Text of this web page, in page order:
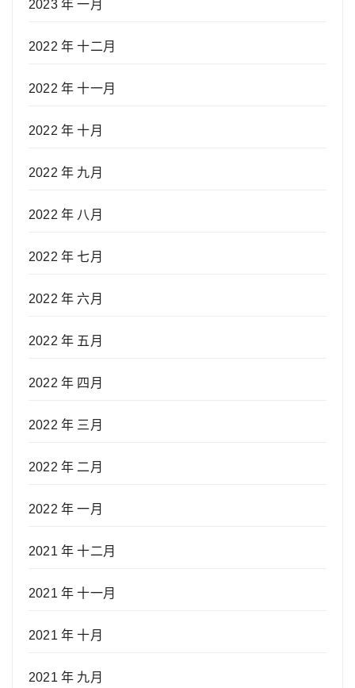
2023 年 一月
2022 年 十二月
2022 年 十一月
2022 年 十月
2022 年 九月
2022 年 八月
2022 年 七月
2022 年 六月
2022 年 五月
2022 年 四月
2022 年 三月
2022 年 二月
2022 年 一月
2021 年 十二月
2021 年 十一月
2021 年 十月
2021 年 九月